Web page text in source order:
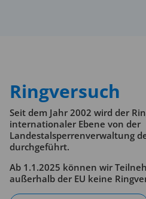
Ringversuch
Seit dem Jahr 2002 wird der
internationaler Ebene von der
Landestalsperrenverwaltung
durchgeführt.
Ab 1.1.2025 können wir
außerhalb der EU keine